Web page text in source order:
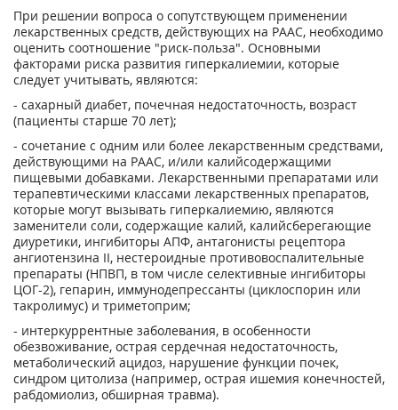
При решении вопроса о сопутствующем применении
лекарственных средств, действующих на РААС, необходимо
оценить соотношение "риск-польза". Основными
факторами риска развития гиперкалиемии, которые
следует учитывать, являются:
- сахарный диабет, почечная недостаточность, возраст
(пациенты старше 70 лет);
- сочетание с одним или более лекарственным средствами,
действующими на РААС, и/или калийсодержащими
пищевыми добавками. Лекарственными препаратами или
терапевтическими классами лекарственных препаратов,
которые могут вызывать гиперкалиемию, являются
заменители соли, содержащие калий, калийсберегающие
диуретики, ингибиторы АПФ, антагонисты рецептора
ангиотензина II, нестероидные противовоспалительные
препараты (НПВП, в том числе селективные ингибиторы
ЦОГ-2), гепарин, иммунодепрессанты (циклоспорин или
такролимус) и триметоприм;
- интеркуррентные заболевания, в особенности
обезвоживание, острая сердечная недостаточность,
метаболический ацидоз, нарушение функции почек,
синдром цитолиза (например, острая ишемия конечностей,
рабдомиолиз, обширная травма).